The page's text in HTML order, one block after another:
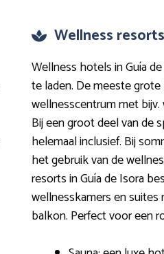
Wellness resorts
Wellness hotels in Guía
te laden. De meeste
wellnesscentrum met
Bij een groot deel van de
helemaal inclusief. Bij
het gebruik van de
resorts in Guía de Isora
wellnesskamers en
balkon. Perfect voor een